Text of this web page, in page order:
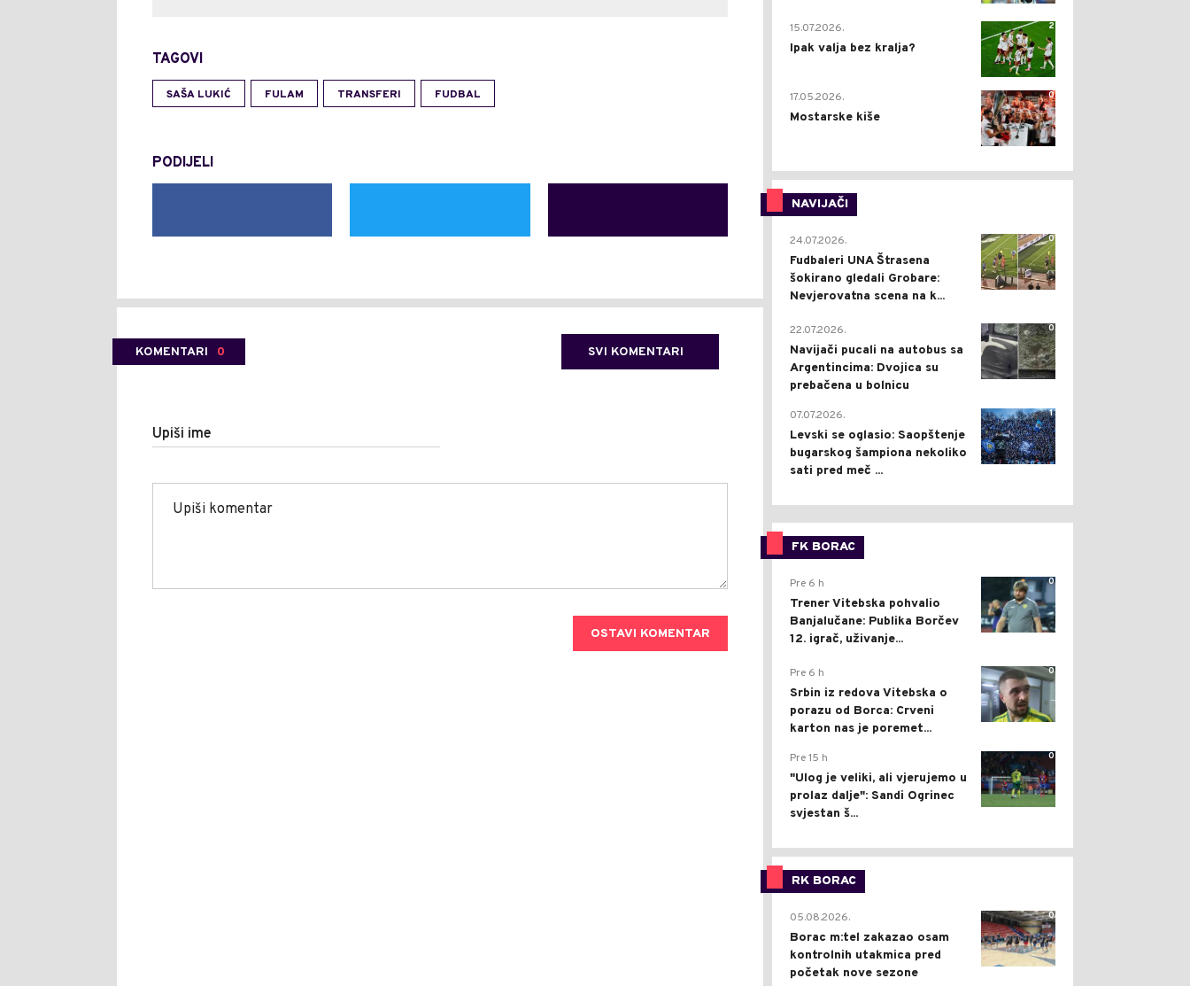
TAGOVI
SAŠA LUKIĆ FULAM TRANSFERI FUDBAL
PODIJELI
KOMENTARI 0 SVI KOMENTARI
Upiši ime
OSTAVI KOMENTAR
2
15.07.2026.
Ipak valja bez kralja?
0
17.05.2026.
Mostarske kiše
NAVIJAČI
0
24.07.2026.
Fudbaleri UNA Štrasena
šokirano gledali Grobare:
Nevjerovatna scena na k...
0
22.07.2026.
Navijači pucali na autobus sa
Argentincima: Dvojica su
prebačena u bolnicu
1
07.07.2026.
Levski se oglasio: Saopštenje
bugarskog šampiona nekoliko
sati pred meč ...
FK BORAC
0
Pre 6 h
Trener Vitebska pohvalio
Banjalučane: Publika Borčev
12. igrač, uživanje...
0
Pre 6 h
Srbin iz redova Vitebska o
porazu od Borca: Crveni
karton nas je poremet...
0
Pre 15 h
"Ulog je veliki, ali vjerujemo u
prolaz dalje": Sandi Ogrinec
svjestan š...
RK BORAC
0
05.08.2026.
Borac m:tel zakazao osam
kontrolnih utakmica pred
početak nove sezone